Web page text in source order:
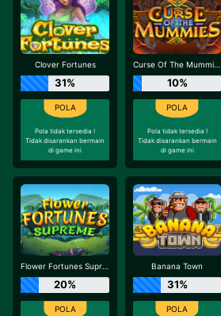
Clover Fortunes
31%
Pola tidak tersedia !
Tidak disarankan bermain
di game ini
Curse Of The Mummies
10%
Pola tidak tersedia !
Tidak disarankan bermain
di game ini
Flower Fortunes Supreme
20%
Banana Town
31%